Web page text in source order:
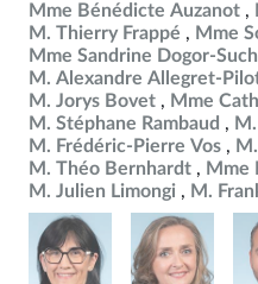
Mme Bénédicte Auzanot
M. Thierry Frappé
Mme
Mme Sandrine Dogor-Such
M. Alexandre Allegret-
M. Jorys Bovet
Mme
M. Stéphane Rambaud
M. Frédéric-Pierre Vos
M. Théo Bernhardt
Mme
M. Julien Limongi
M.